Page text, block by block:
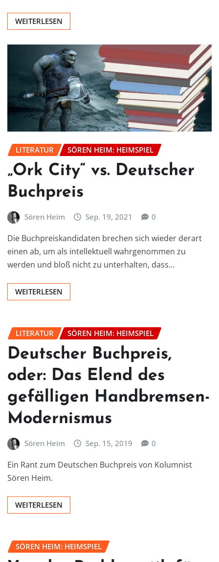
WEITERLESEN
LITERATUR SÖREN HEIM: HEIMSPIEL
„Ork City“ vs. Deutscher
Buchpreis
Sören Heim Sep. 19, 2021 0
Die Buchpreiskandidaten brechen sich wieder derart
einen ab, um als intellektuell wahrgenommen zu
werden und bloß nicht zu unterhalten, dass…
WEITERLESEN
LITERATUR SÖREN HEIM: HEIMSPIEL
Deutscher Buchpreis,
oder: Das Elend des
gefälligen Handbremsen-
Modernismus
Sören Heim Sep. 15, 2019 0
Ein Rant zum Deutschen Buchpreis von Kolumnist
Sören Heim.
WEITERLESEN
SÖREN HEIM: HEIMSPIEL